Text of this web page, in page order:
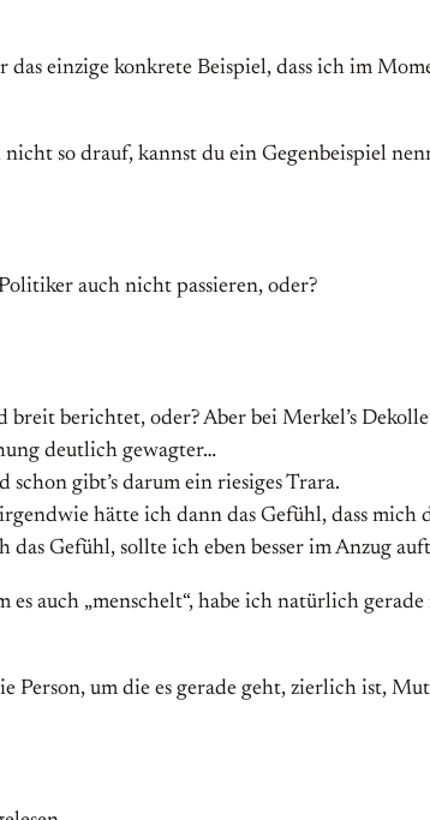
einzige konkrete Beispiel, dass ich im
so drauf, kannst du ein Gegenbeispiel
auch nicht passieren, oder?
berichtet, oder? Aber bei Merkel’s
deutlich gewagter…
gibt’s darum ein riesiges Trara.
hätte ich dann das Gefühl, dass
Gefühl, sollte ich eben besser im Anzug
auch „menschelt“, habe ich natürlich
Person, um die es gerade geht, zierlich ist,